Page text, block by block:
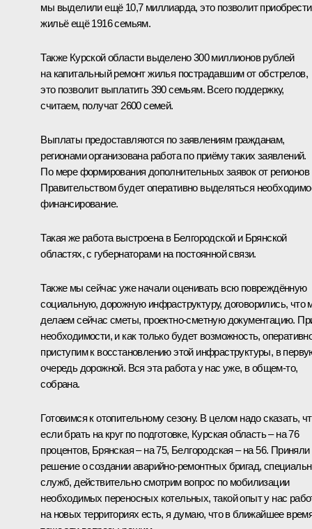
мы выделили ещё 10,7 миллиарда, это позволит приобрести
жильё ещё 1916 семьям.
Также Курской области выделено 300 миллионов рублей
на капитальный ремонт жилья пострадавшим от обстрелов,
это позволит выплатить 390 семьям. Всего поддержку,
считаем, получат 2600 семей.
Выплаты предоставляются по заявлениям гражданам,
регионами организована работа по приёму таких заявлений.
По мере формирования дополнительных заявок от регионов
Правительством будет оперативно выделяться
финансирование.
Такая же работа выстроена в Белгородской и Брянской
областях, с губернаторами на постоянной связи.
Также мы сейчас уже начали оценивать всю повреждённую
социальную, дорожную инфраструктуру, договорились, что
делаем сейчас сметы, проектно-сметную документацию.
необходимости, и как только будет возможность,
приступим к восстановлению этой инфраструктуры, в
очередь дорожной. Вся эта работа у нас уже, в общем-то,
собрана.
Готовимся к отопительному сезону. В целом надо сказать,
если брать на круг по подготовке, Курская область – на 76
процентов, Брянская – на 75, Белгородская – на 56. Приняли
решение о создании аварийно-ремонтных бригад,
служб, действительно смотрим вопрос по мобилизации
необходимых переносных котельных, такой опыт у нас
на новых территориях есть, я думаю, что в ближайшее